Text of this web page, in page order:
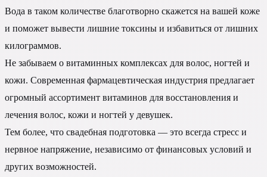
Вода в таком количестве благотворно скажется на вашей коже
и поможет вывести лишние токсины и избавиться от лишних
килограммов.
Не забываем о витаминных комплексах для волос, ногтей и
кожи. Современная фармацевтическая индустрия предлагает
огромный ассортимент витаминов для восстановления и
лечения волос, кожи и ногтей у девушек.
Тем более, что свадебная подготовка — это всегда стресс и
нервное напряжение, независимо от финансовых условий и
других возможностей.